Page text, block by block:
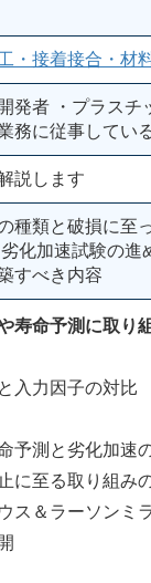
・接着接合・材
発者 ・プラス
務に従事してい
説します
種類と破損に至
化加速試験の
すべき内容
寿命予測に取り
力因子の対比
測と劣化加速
至る取り組み
＆ラーソンミ